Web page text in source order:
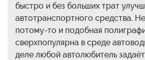
быстро и без больших трат
автотранспортного средства.
потому-то и подобная
сверхпопулярна в среде
деле любой автолюбитель